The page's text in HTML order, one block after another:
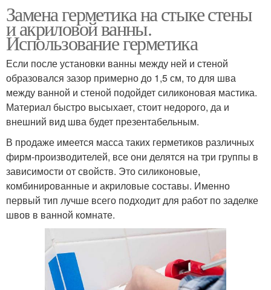
Замена герметика на стыке стены
и акриловой ванны.
Использование герметика
Если после установки ванны между ней и стеной
образовался зазор примерно до 1,5 см, то для шва
между ванной и стеной подойдет силиконовая мастика.
Материал быстро высыхает, стоит недорого, да и
внешний вид шва будет презентабельным.
В продаже имеется масса таких герметиков различных
фирм-производителей, все они делятся на три группы в
зависимости от свойств. Это силиконовые,
комбинированные и акриловые составы. Именно
первый тип лучше всего подходит для работ по заделке
швов в ванной комнате.